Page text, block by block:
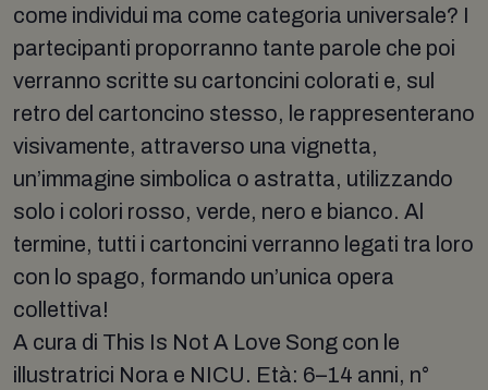
come individui ma come categoria universale? I
partecipanti proporranno tante parole che poi
verranno scritte su cartoncini colorati e, sul
retro del cartoncino stesso, le rappresenterano
visivamente, attraverso una vignetta,
un’immagine simbolica o astratta, utilizzando
solo i colori rosso, verde, nero e bianco. Al
termine, tutti i cartoncini verranno legati tra loro
con lo spago, formando un’unica opera
collettiva!
A cura di This Is Not A Love Song con le
illustratrici Nora e NICU. Età: 6–14 anni, n°